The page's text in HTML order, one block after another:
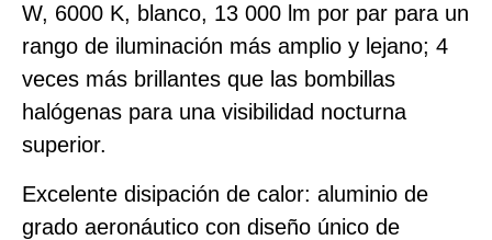
W, 6000 K, blanco, 13 000 lm por par para un
rango de iluminación más amplio y lejano; 4
veces más brillantes que las bombillas
halógenas para una visibilidad nocturna
superior.
Excelente disipación de calor: aluminio de
grado aeronáutico con diseño único de